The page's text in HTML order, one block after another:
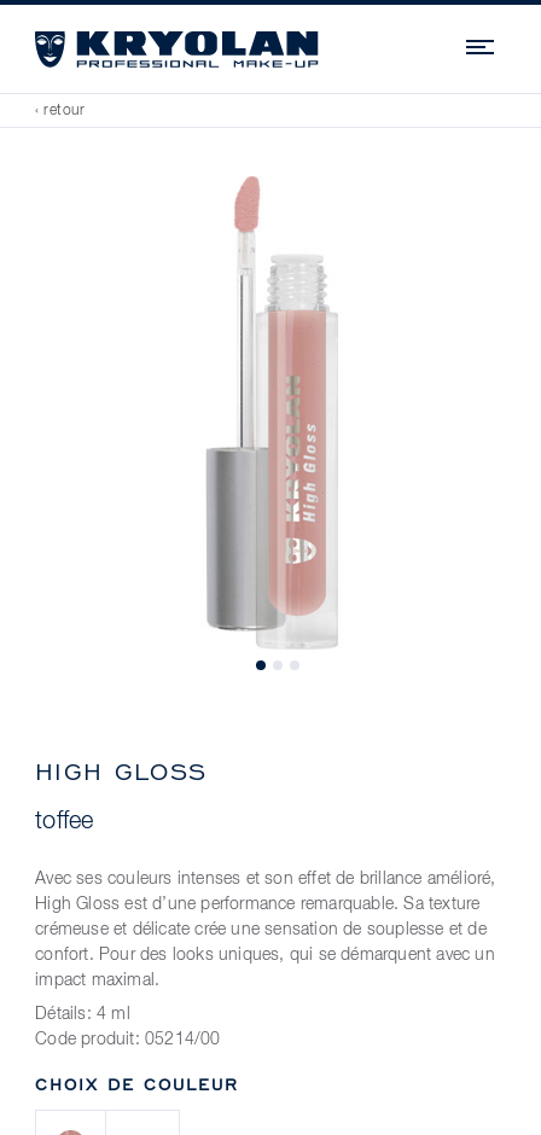
‹ retour
HIGH GLOSS
toffee
Avec ses couleurs intenses et son effet de brillance amélioré,
High Gloss est d’une performance remarquable. Sa texture
crémeuse et délicate crée une sensation de souplesse et de
confort. Pour des looks uniques, qui se démarquent avec un
impact maximal.
Détails: 4 ml
Code produit: 05214/00
CHOIX DE COULEUR